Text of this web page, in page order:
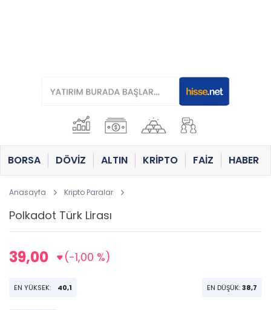
BORSA DÖVİZ ALTIN KRİPTO FAİZ HABER
Anasayfa Kripto Paralar
39,00 (-1,00 %)
EN YÜKSEK: 40,1 EN DÜŞÜK:38,7